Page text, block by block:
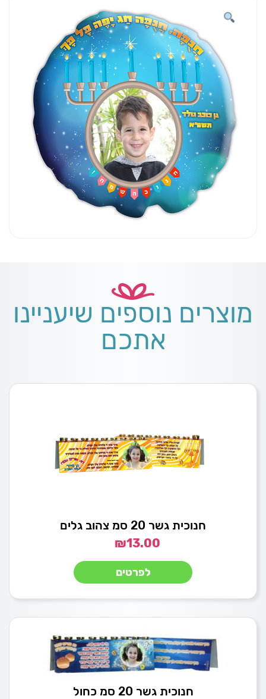
מוצרים נוספים שיעניינו
אתכם
חנוכית גשר 20 סמ צהוב גלים
₪13.00
לפרטים
חנוכית גשר 20 סמ כחול